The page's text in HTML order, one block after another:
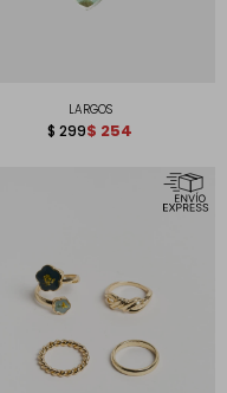
LARGOS
$ 299$ 254